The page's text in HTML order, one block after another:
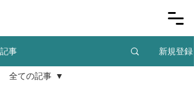
記事 新規登録
全ての記事